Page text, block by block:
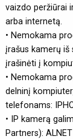
vaizdo peržiūrai
arba internetą.
• Nemokama
įrašus kamerų iš
įrašinėti į
• Nemokama
delninį
telefonams:
• IP kamerą
Partners):